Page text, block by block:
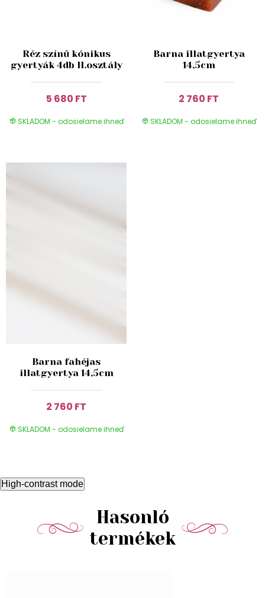
Réz színű kónikus
gyertyák 4db II.osztály
5 680 FT
SKLADOM - odosielame ihneď
Barna illatgyertya
14,5cm
2 760 FT
SKLADOM - odosielame ihneď
Barna fahéjas
illatgyertya 14,5cm
2 760 FT
SKLADOM - odosielame ihneď
High-contrast mode
Hasonló
termékek